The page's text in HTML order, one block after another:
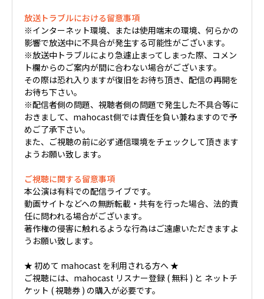
放送トラブルにおける留意事項
※インターネット環境、または使用端末の環境、何らかの
影響で放送中に不具合が発生する可能性がございます。
※放送中トラブルにより急遽止まってしまった際、コメン
ト欄からのご案内が間に合わない場合がございます。
その際は恐れ入りますが復旧をお待ち頂き、配信の再開を
お待ち下さい。
※配信者側の問題、視聴者側の問題で発生した不具合等に
おきまして、mahocast側では責任を負い兼ねますので予
めご了承下さい。
また、ご視聴の前に必ず通信環境をチェックして頂きます
ようお願い致します。
ご視聴に関する留意事項
本公演は有料での配信ライブです。
動画サイトなどへの無断転載・共有を行った場合、法的責
任に問われる場合がございます。
著作権の侵害に触れるような行為はご遠慮いただきますよ
うお願い致します。
★ 初めて mahocast を利用される方へ ★
ご視聴には、mahocast リスナー登録 ( 無料 ) と ネットチ
ケット ( 視聴券 ) の購入が必要です。